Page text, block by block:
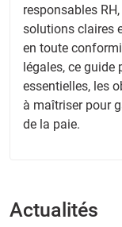
responsables
solutions claires
en toute
légales, ce
essentielles, les
à maîtriser pour
de la paie.
Actualités